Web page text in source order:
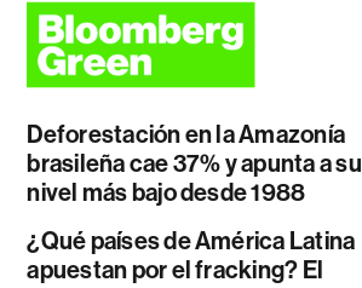
Deforestación en la Amazonía
brasileña cae 37% y apunta a su
nivel más bajo desde 1988
¿Qué países de América Latina
apuestan por el fracking? El